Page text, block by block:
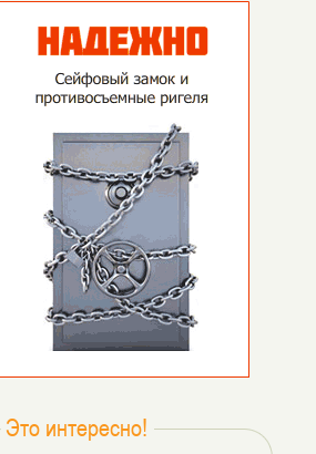
Это интересно!